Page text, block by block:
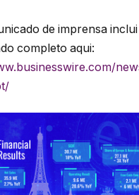
de imprensa
completo aqui: